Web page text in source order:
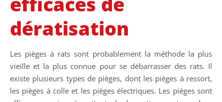
dératisation
Les pièges à rats sont probablement la méthode la plus
vieille et la plus connue pour se débarrasser des rats. Il
existe plusieurs types de pièges, dont les pièges à ressort,
les pièges à colle et les pièges électriques. Les pièges sont